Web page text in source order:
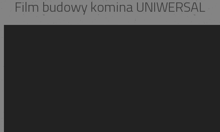
Film budowy komina UNIWERSAL